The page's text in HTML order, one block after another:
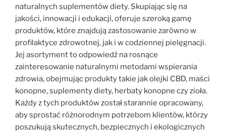
naturalnych suplementów diety. Skupiając się na
jakości, innowacji i edukacji, oferuje szeroką gamę
produktów, które znajdują zastosowanie zarówno w
profilaktyce zdrowotnej, jak i w codziennej pielęgnacji.
Jej asortyment to odpowiedź na rosnące
zainteresowanie naturalnymi metodami wspierania
zdrowia, obejmując produkty takie jak olejki CBD, maści
konopne, suplementy diety, herbaty konopne czy zioła.
Każdy z tych produktów został starannie opracowany,
aby sprostać różnorodnym potrzebom klientów, którzy
poszukują skutecznych, bezpiecznych i ekologicznych